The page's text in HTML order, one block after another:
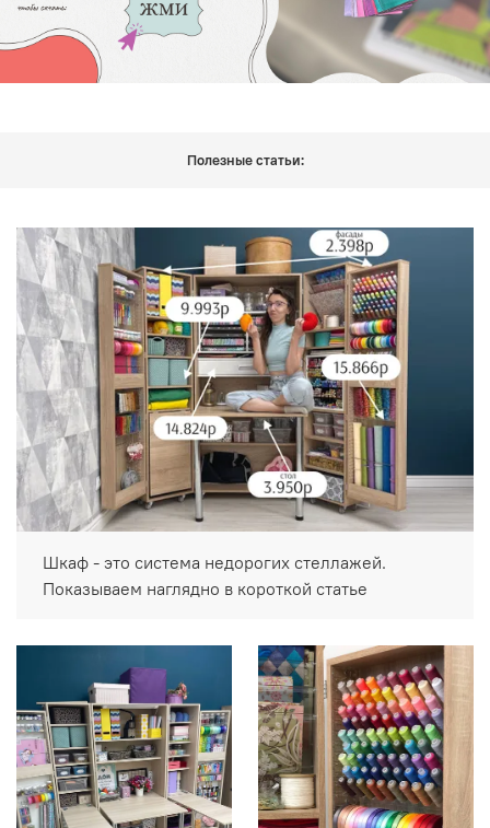
Полезные статьи:
Шкаф - это система недорогих стеллажей.
Показываем наглядно в короткой статье